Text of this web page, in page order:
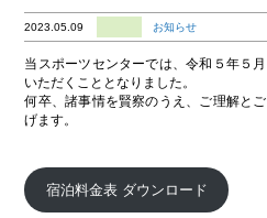
2023.05.09 お知らせ
当スポーツセンターでは、令和５年５
いただくこととなりました。
何卒、諸事情を賢察のうえ、ご理解と
げます。
宿泊料金表 ダウンロード